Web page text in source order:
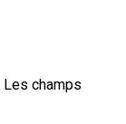
Les champs